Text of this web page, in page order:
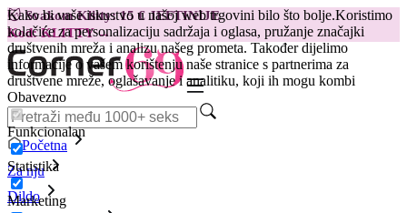
Kako bi vaše iskustvo u našoj web trgovini bilo što bolje.Koristimo
kolačiće za personalizaciju sadržaja i oglasa, pružanje značajki
društvenih mreža i analizu našeg prometa. Također dijelimo
informacije o vašem korištenju naše stranice s partnerima za
društvene mreže, oglašavanje i analitiku, koji ih mogu kombi
Obavezno
Funkcionalan
Statistika
Marketing
😽Svakom Klitty: 15 € JEFTINIJE
Kod: KLITTY →
Početna
Za nju
Dildo